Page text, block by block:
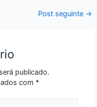
Post seguinte →
publicado.
com *